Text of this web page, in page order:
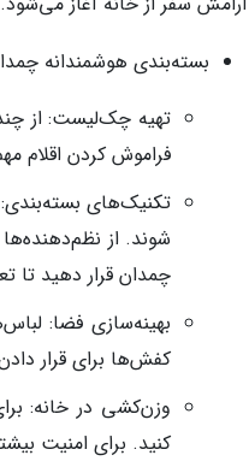
بسته‌بندی هوشمندانه
تهیه چک‌لیست: از
فراموش کردن اقلام
تکنیک‌های
چمدان قرار دهید تا
بهینه‌سازی فضا:
کفش‌ها برای قرار
وزن‌کشی در خانه:
کنید. برای امنیت